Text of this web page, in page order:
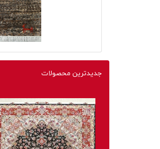
جدیدترین محصولات